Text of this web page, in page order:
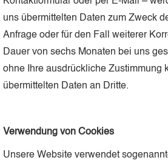
uns übermittelten Daten zum Zweck
Anfrage oder für den Fall weiterer
Dauer von sechs Monaten bei uns
ohne Ihre ausdrückliche Zustimmung
übermittelten Daten an Dritte.
Verwendung von Cookies
Unsere Website verwendet